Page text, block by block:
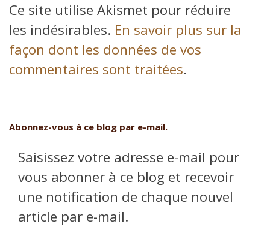
Ce site utilise Akismet pour réduire
les indésirables. En savoir plus sur la
façon dont les données de vos
commentaires sont traitées.
Abonnez-vous à ce blog par e-mail.
Saisissez votre adresse e-mail pour
vous abonner à ce blog et recevoir
une notification de chaque nouvel
article par e-mail.